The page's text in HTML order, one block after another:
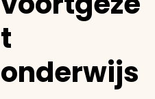
t
onderwijs